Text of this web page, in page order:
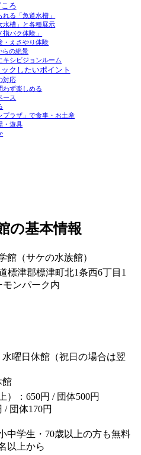
ろ
る「魚道水槽」
水槽」と各種展示
パク体験」
・えさやり体験
らの絶景
キシビジョンルーム
クしたいポイント
対応
わず楽しめる
ース
プラザ」で食事・お土産
・遊具
の基本情報
館（サケの水族館）
標津郡標津町北1条西6丁目1
モンパーク内
水曜日休館（祝日の場合は翌
館
）：650円 / 団体500円
/ 団体170円
中学生・70歳以上の方も無料
以上から